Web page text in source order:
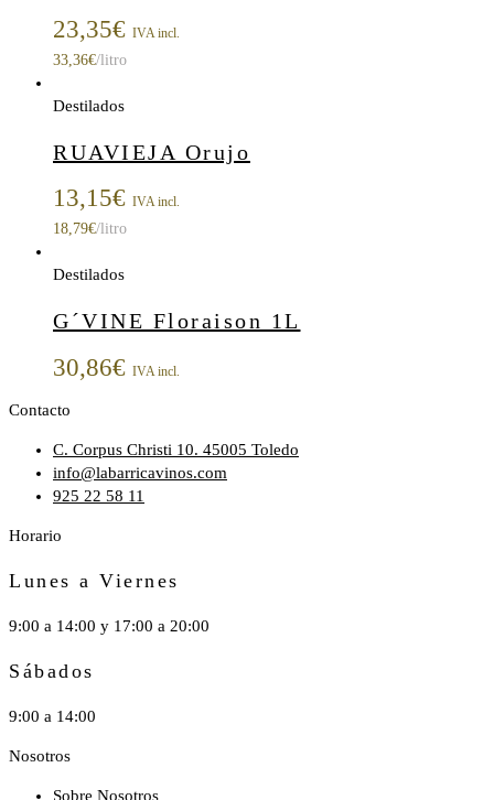
23,35€ IVA incl.
33,36€/litro
Destilados
RUAVIEJA Orujo
13,15€ IVA incl.
18,79€/litro
Destilados
G´VINE Floraison 1L
30,86€ IVA incl.
Contacto
C. Corpus Christi 10. 45005 Toledo
info@labarricavinos.com
925 22 58 11
Horario
Lunes a Viernes
9:00 a 14:00 y 17:00 a 20:00
Sábados
9:00 a 14:00
Nosotros
Sobre Nosotros